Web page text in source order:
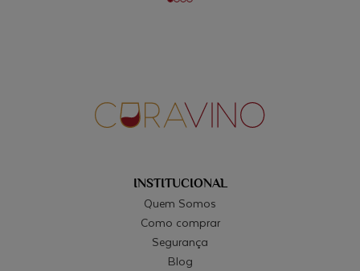
INSTITUCIONAL
Quem Somos
Como comprar
Segurança
Blog